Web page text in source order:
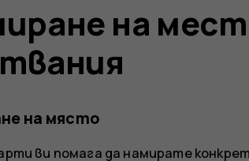
на
на място
ви помага да намирате